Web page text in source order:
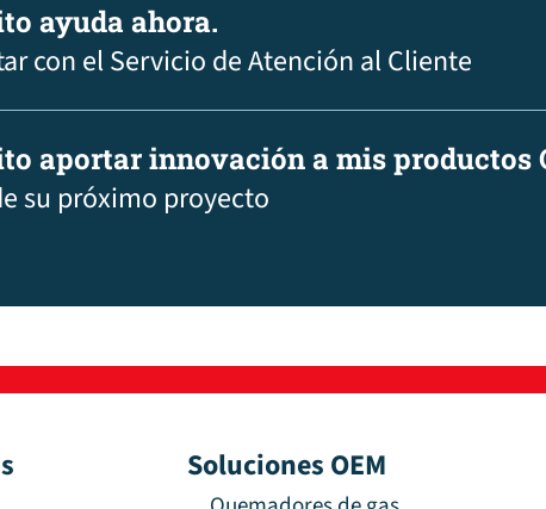
ayuda ahora.
con el Servicio de Atención al Cliente
aportar innovación a mis productos
su próximo proyecto
Soluciones OEM